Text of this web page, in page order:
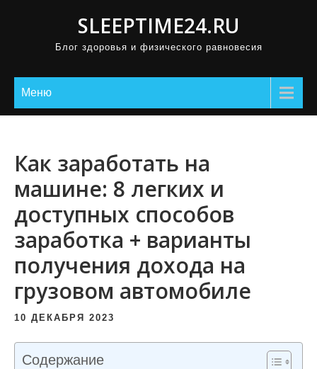
SLEEPTIME24.RU
Блог здоровья и физического равновесия
Меню
Как заработать на
машине: 8 легких и
доступных способов
заработка + варианты
получения дохода на
грузовом автомобиле
10 ДЕКАБРЯ 2023
Содержание